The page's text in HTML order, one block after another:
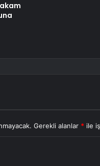
Gerekli alanlar * ile